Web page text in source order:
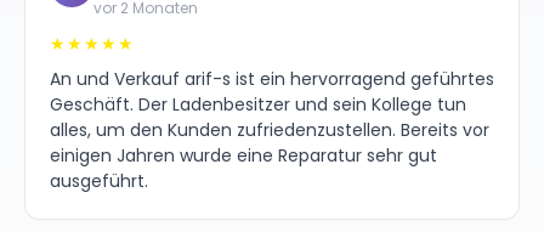
vor 2 Monaten
★★★★★
An und Verkauf arif-s ist ein hervorragend geführtes
Geschäft. Der Ladenbesitzer und sein Kollege tun
alles, um den Kunden zufriedenzustellen. Bereits vor
einigen Jahren wurde eine Reparatur sehr gut
ausgeführt.